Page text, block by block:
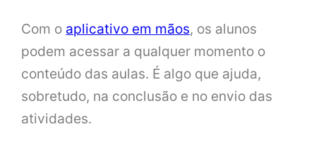
Com o aplicativo em mãos, os alunos
podem acessar a qualquer momento o
conteúdo das aulas. É algo que ajuda,
sobretudo, na conclusão e no envio das
atividades.